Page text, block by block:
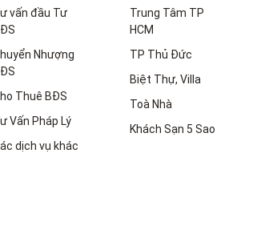
vấn đầu Tư
Nhượng
Thuê BĐS
Vấn Pháp Lý
dịch vụ khác
Trung Tâm TP
HCM
TP Thủ Đức
Biệt Thự, Villa
Toà Nhà
Khách Sạn 5 Sao